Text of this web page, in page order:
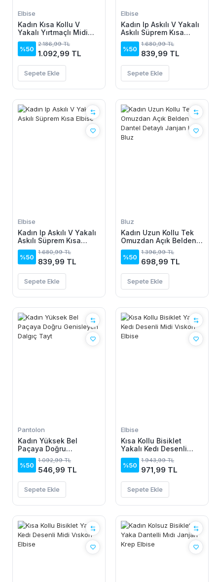
Elbise
Kadın Kısa Kollu V
Yakalı Yırtmaçlı Midi
Boy Viskon Elbise
%50
2.186,99 TL
1.092,99 TL
Sepete Ekle
Elbise
Kadın Ip Askılı V Yakalı
Askılı Süprem Kısa
Elbise
%50
1.680,99 TL
839,99 TL
Sepete Ekle
Elbise
Kadın Ip Askılı V Yakalı
Askılı Süprem Kısa
Elbise
%50
1.680,99 TL
839,99 TL
Sepete Ekle
Bluz
Kadın Uzun Kollu Tek
Omuzdan Açık Belden
Dantel Detaylı Janjan
Krep Bluz
%50
1.396,99 TL
698,99 TL
Sepete Ekle
Pantolon
Kadın Yüksek Bel
Paçaya Doğru
Genisleyen Dalgıç Tayt
%50
1.092,99 TL
546,99 TL
Sepete Ekle
Elbise
Kısa Kollu Bisiklet
Yakalı Kedı Desenli
Midi Vıskon Elbise
%50
1.943,99 TL
971,99 TL
Sepete Ekle